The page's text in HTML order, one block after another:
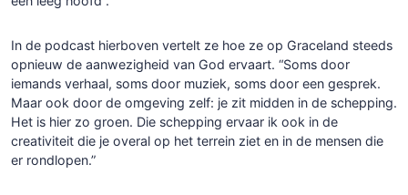
In de podcast hierboven vertelt ze hoe ze op Graceland steeds
opnieuw de aanwezigheid van God ervaart. “Soms door
iemands verhaal, soms door muziek, soms door een gesprek.
Maar ook door de omgeving zelf: je zit midden in de schepping.
Het is hier zo groen. Die schepping ervaar ik ook in de
creativiteit die je overal op het terrein ziet en in de mensen die
er rondlopen.”